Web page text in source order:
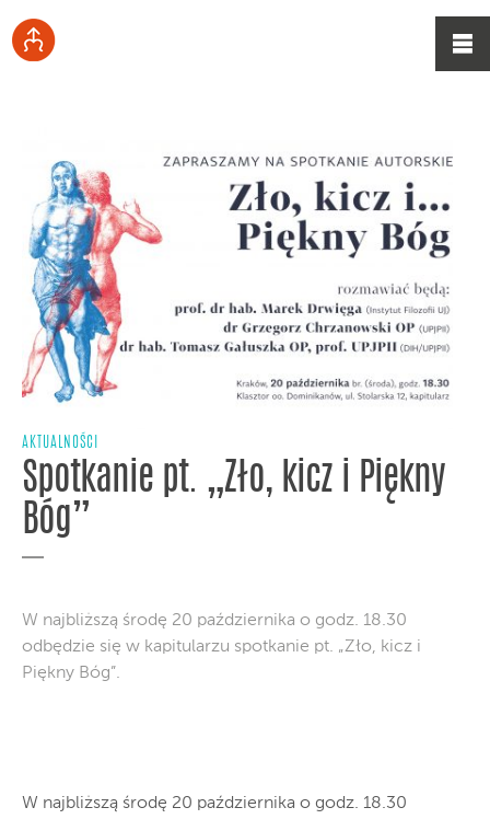
AKTUALNOŚCI
Spotkanie pt. „Zło, kicz i Piękny
Bóg”
W najbliższą środę 20 października o godz. 18.30
odbędzie się w kapitularzu spotkanie pt. „Zło, kicz i
Piękny Bóg”.
W najbliższą środę 20 października o godz. 18.30